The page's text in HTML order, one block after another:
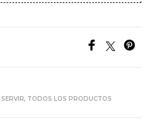
SERVIR, TODOS LOS PRODUCTOS